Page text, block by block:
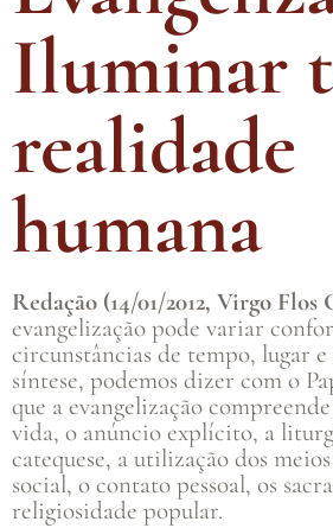
Iluminar
realidade
humana
Redação (14/01/2012, Virgo Flos
evangelização pode variar
circunstâncias de tempo, lugar
síntese, podemos dizer com o
que a evangelização
vida, o anúncio explícito, a
catequese, a utilização dos
social, o contato pessoal, os
religiosidade popular.